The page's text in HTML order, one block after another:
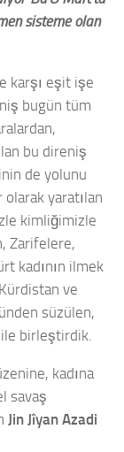
sisteme olan
karşı eşit işe
bugün tüm
bu direniş
de yolunu
yaratılan
kimliğimizle
Zarifelere,
kadının ilmek
ve
süzülen,
birleştirdik.
kadına
savaş
Jin Jîyan Azadi